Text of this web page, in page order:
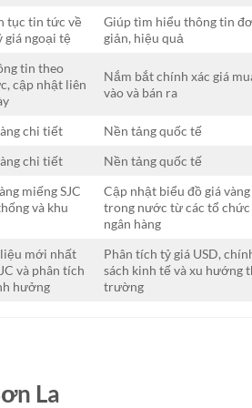
tục tin tức về
giá ngoại tệ
Giúp tìm hiểu thông tin
giản, hiệu quả
tin theo
cập nhật liên
Nắm bắt chính xác giá
vào và bán ra
chi tiết
Nền tảng quốc tế
chi tiết Nền tảng quốc tế
miếng SJC
và khu
Cập nhật biểu đồ giá vàng
trong nước từ các tổ chức
ngân hàng
mới nhất
và phân tích
hưởng
Phân tích tỷ giá USD,
sách kinh tế và xu hướng
trường
La